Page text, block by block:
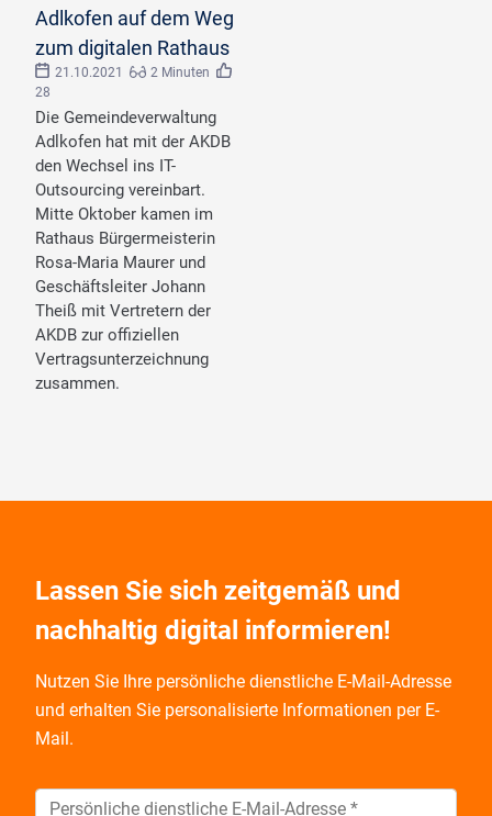
Adlkofen auf dem Weg
zum digitalen Rathaus
21.10.2021
2 Minuten
28
Die Gemeindeverwaltung
Adlkofen hat mit der AKDB
den Wechsel ins IT-
Outsourcing vereinbart.
Mitte Oktober kamen im
Rathaus Bürgermeisterin
Rosa-Maria Maurer und
Geschäftsleiter Johann
Theiß mit Vertretern der
AKDB zur offiziellen
Vertragsunterzeichnung
zusammen.
Lassen Sie sich zeitgemäß und
nachhaltig digital informieren!
Nutzen Sie Ihre persönliche dienstliche E-Mail-Adresse
und erhalten Sie personalisierte Informationen per E-
Mail.